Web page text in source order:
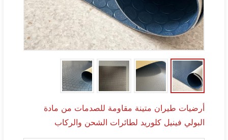
أرضيات طيران متينة مقاومة للصدمات من مادة
البولي فينيل كلوريد لطائرات الشحن والركاب